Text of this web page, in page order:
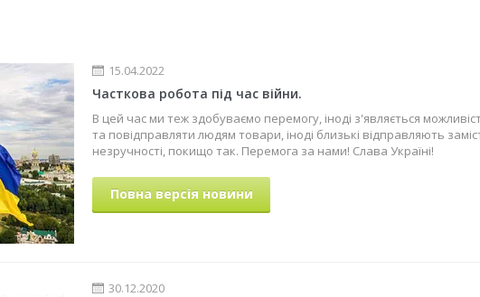
15.04.2022
Часткова робота під час війни.
В цей час ми теж здобуваємо перемогу, іноді з'являється
та повідправляти людям товари, іноді близькі відправляють
незручності, покищо так. Перемога за нами! Слава Україні!
Повна версія новини
30.12.2020